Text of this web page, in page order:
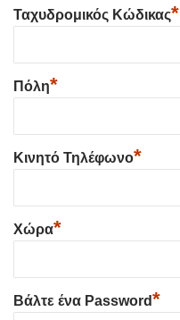
Ταχυδρομικός Κώδικας*
Πόλη*
Κινητό Τηλέφωνο*
Χώρα*
Βάλτε ένα Password*